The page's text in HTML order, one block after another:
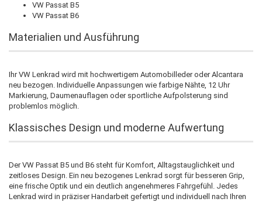
VW Passat B5
VW Passat B6
Materialien und Ausführung
Ihr VW Lenkrad wird mit hochwertigem Automobilleder oder Alcantara
neu bezogen. Individuelle Anpassungen wie farbige Nähte, 12 Uhr
Markierung, Daumenauflagen oder sportliche Aufpolsterung sind
problemlos möglich.
Klassisches Design und moderne Aufwertung
Der VW Passat B5 und B6 steht für Komfort, Alltagstauglichkeit und
zeitloses Design. Ein neu bezogenes Lenkrad sorgt für besseren Grip,
eine frische Optik und ein deutlich angenehmeres Fahrgefühl. Jedes
Lenkrad wird in präziser Handarbeit gefertigt und individuell nach Ihren